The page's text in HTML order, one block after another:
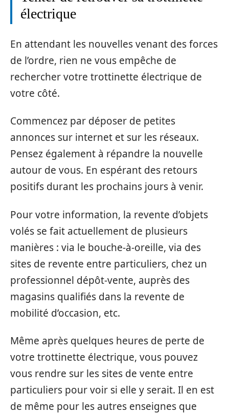
électrique
En attendant les nouvelles venant des forces
de l’ordre, rien ne vous empêche de
rechercher votre trottinette électrique de
votre côté.
Commencez par déposer de petites
annonces sur internet et sur les réseaux.
Pensez également à répandre la nouvelle
autour de vous. En espérant des retours
positifs durant les prochains jours à venir.
Pour votre information, la revente d’objets
volés se fait actuellement de plusieurs
manières : via le bouche-à-oreille, via des
sites de revente entre particuliers, chez un
professionnel dépôt-vente, auprès des
magasins qualifiés dans la revente de
mobilité d’occasion, etc.
Même après quelques heures de perte de
votre trottinette électrique, vous pouvez
vous rendre sur les sites de vente entre
particuliers pour voir si elle y serait. Il en est
de même pour les autres enseignes que